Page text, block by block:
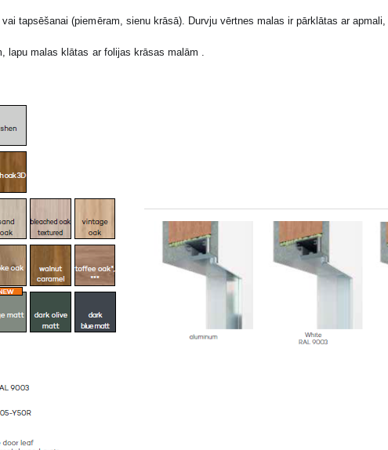
tapsēšanai (piemēram, sienu krāsā). Durvju vērtnes malas ir pārklātas ar
lapu malas klātas ar folijas krāsas malām .